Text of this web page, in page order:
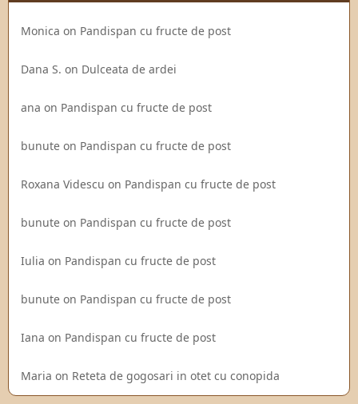
Monica on Pandispan cu fructe de post
Dana S. on Dulceata de ardei
ana on Pandispan cu fructe de post
bunute on Pandispan cu fructe de post
Roxana Videscu on Pandispan cu fructe de post
bunute on Pandispan cu fructe de post
Iulia on Pandispan cu fructe de post
bunute on Pandispan cu fructe de post
Iana on Pandispan cu fructe de post
Maria on Reteta de gogosari in otet cu conopida